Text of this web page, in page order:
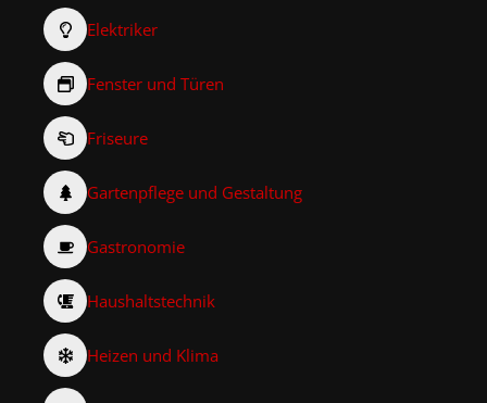
Elektriker
Fenster und Türen
Friseure
Gartenpflege und Gestaltung
Gastronomie
Haushaltstechnik
Heizen und Klima